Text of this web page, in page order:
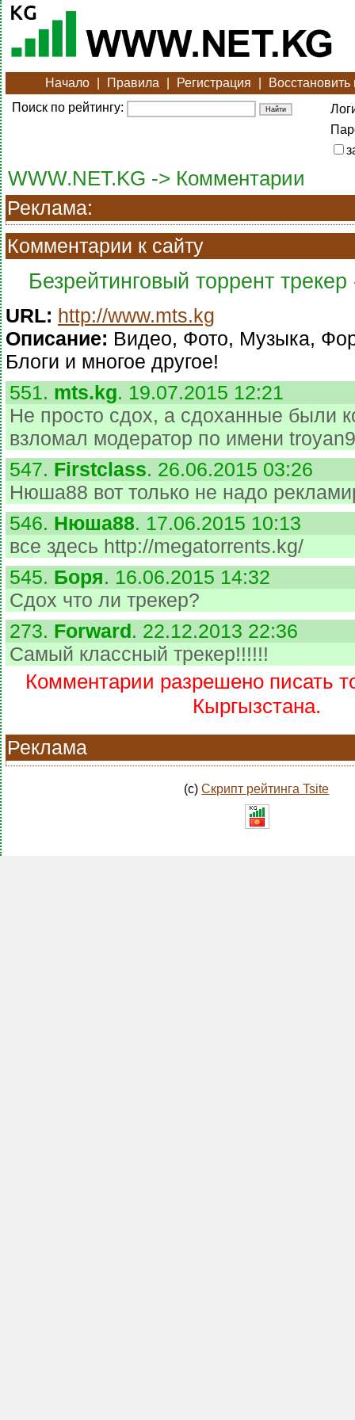
Начало Правила Регистрация
Восстановить
Поиск по рейтингу:
WWW.NET.KG -> Комментарии
Реклама:
Комментарии к сайту
Безрейтинговый торрент
URL: http://www.mts.kg
Описание: Видео, Фото, Музыка,
Блоги и многое другое!
551. mts.kg. 19.07.2015 12:21
Не просто сдох, а сдоханные были
взломал модератор по имени
547. Firstclass. 26.06.2015 03:26
Нюша88 вот только не надо
546. Нюша88. 17.06.2015 10:13
все здесь http://megatorrents.kg/
545. Боря. 16.06.2015 14:32
Сдох что ли трекер?
273. Forward. 22.12.2013 22:36
Самый классный трекер!!!!!!
Комментарии разрешено писать
Кыргызстана.
Реклама
(c)Скрипт рейтинга Tsite